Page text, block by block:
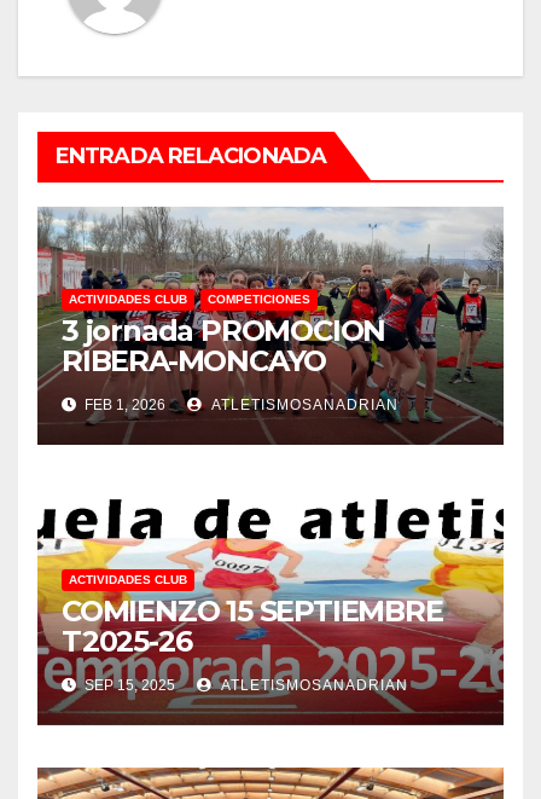
ENTRADA RELACIONADA
ACTIVIDADES CLUB COMPETICIONES
3 jornada PROMOCION
RIBERA-MONCAYO
FEB 1, 2026 ATLETISMOSANADRIAN
ACTIVIDADES CLUB
COMIENZO 15 SEPTIEMBRE
T2025-26
SEP 15, 2025 ATLETISMOSANADRIAN